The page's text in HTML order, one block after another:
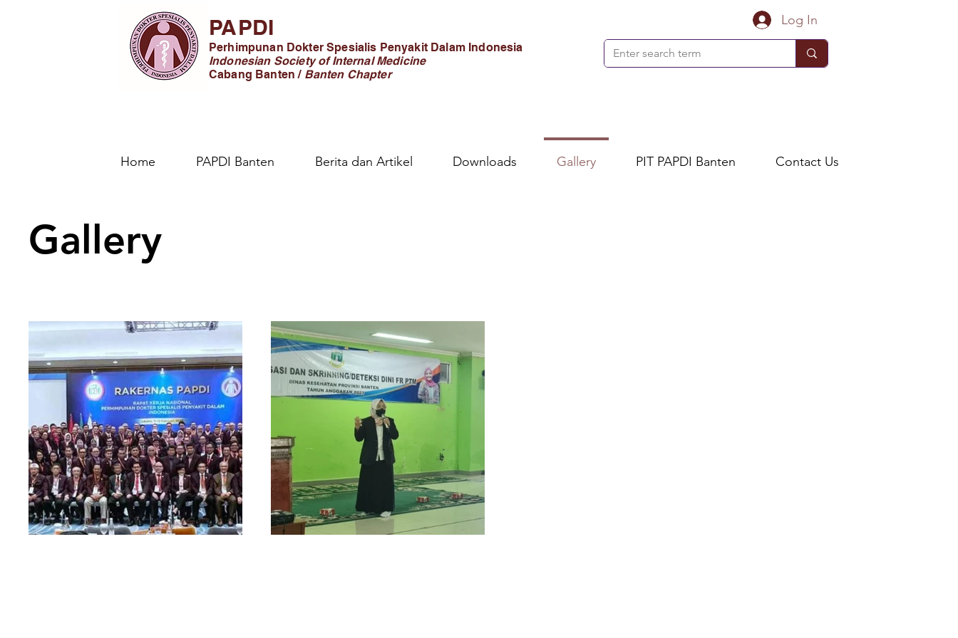
PAPDI
Perhimpunan Dokter Spesialis Penyakit Dalam Indonesia
Indonesian Society of Internal Medicine
Cabang Banten / Banten Chapter
Log In
Home PAPDI Banten Berita dan Artikel Downloads Gallery PIT PAPDI Banten Contact Us
Gallery